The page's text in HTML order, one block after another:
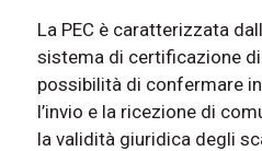
La PEC è caratterizzata
sistema di certificazione
possibilità di confermare
l’invio e la ricezione di
la validità giuridica degli